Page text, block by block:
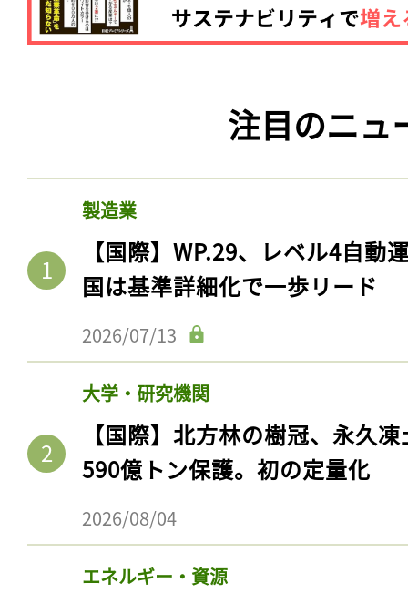
注目のニュ
製造業
【国際】WP.29、レベル4自動
国は基準詳細化で一歩リード
2026/07/13
大学・研究機関
【国際】北方林の樹冠、永久
590億トン保護。初の定量化
2026/08/04
エネルギー・資源
記事をお気に入りに
ログインが必
ログイン